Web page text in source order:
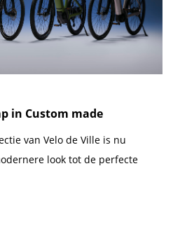
in Custom made
van Velo de Ville is nu
look tot de perfecte